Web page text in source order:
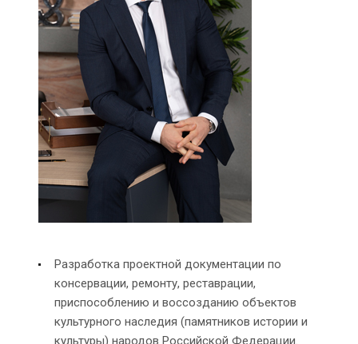
Разработка проектной документации по
консервации, ремонту, реставрации,
приспособлению и воссозданию объектов
культурного наследия (памятников истории и
культуры) народов Российской Федерации.